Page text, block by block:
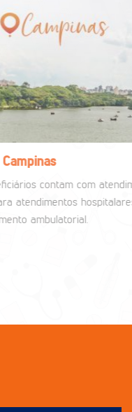
com atendimento nos
hospitalares e na Casa